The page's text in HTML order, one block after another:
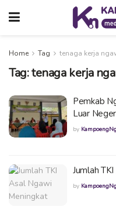
Home Tag tenaga kerja
Tag:tenaga kerja
Pemkab
Luar
by
Jumlah
by